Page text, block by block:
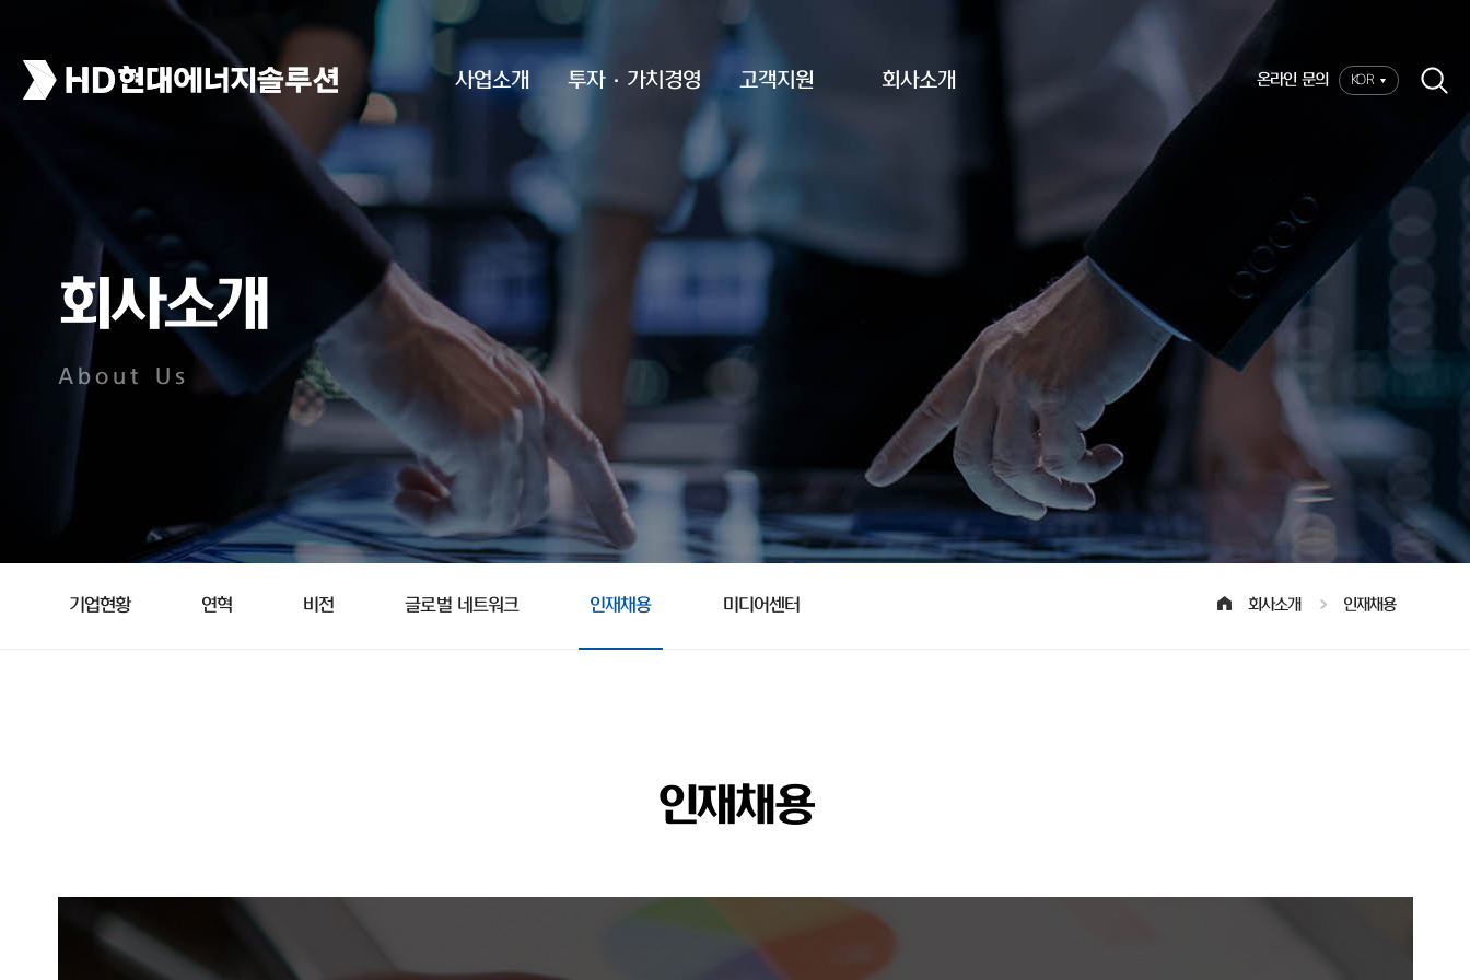
사업소개 투자·가치경영 고객지원 회사소개 온라인 문의 KOR
회사소개
About Us
기업현황 연혁 비전 글로벌 네트워크 인재채용 미디어센터 회사소개 인재채용
인재채용